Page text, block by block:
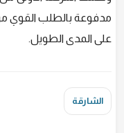
مدفوعة بالطلب القوي
على المدى الطويل.
الشارقة